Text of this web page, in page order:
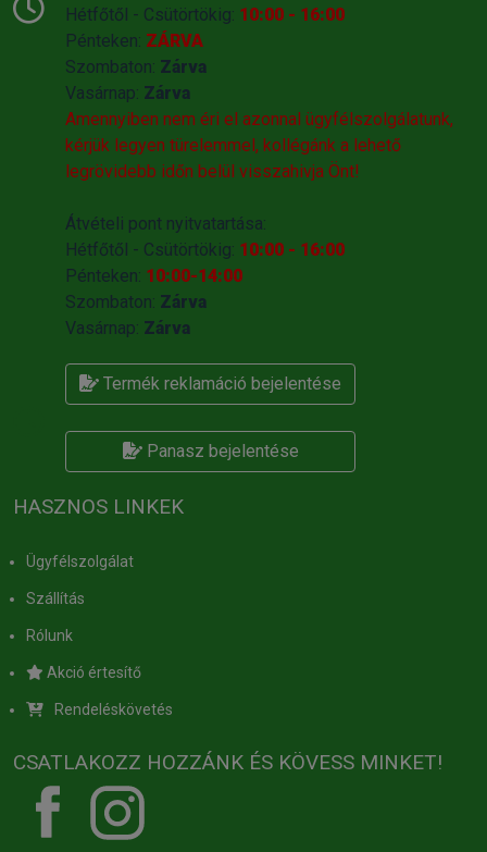
Hétfőtől - Csütörtökig: 10:00 - 16:00
Pénteken: ZÁRVA
Szombaton: Zárva
Vasárnap: Zárva
Amennyiben nem éri el azonnal ügyfélszolgálatunk,
kérjük legyen türelemmel, kollégánk a lehető
legrövidebb időn belül visszahivja Önt!
Átvételi pont nyitvatartása:
Hétfőtől - Csütörtökig: 10:00 - 16:00
Pénteken: 10:00-14:00
Szombaton: Zárva
Vasárnap: Zárva
Termék reklamáció bejelentése
Panasz bejelentése
HASZNOS LINKEK
Ügyfélszolgálat
Szállítás
Rólunk
Akció értesítő
Rendeléskövetés
CSATLAKOZZ HOZZÁNK ÉS KÖVESS MINKET!